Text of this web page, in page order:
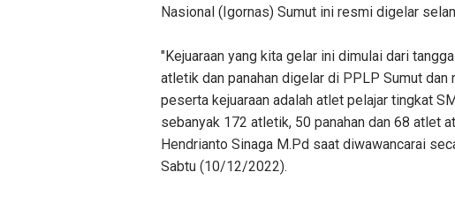
Nasional (Igornas) Sumut ini resmi digelar
"Kejuaraan yang kita gelar ini dimulai dari
atletik dan panahan digelar di PPLP Sumut dan
peserta kejuaraan adalah atlet pelajar tingkat
sebanyak 172 atletik, 50 panahan dan 68 atlet
Hendrianto Sinaga M.Pd saat diwawancarai
Sabtu (10/12/2022).